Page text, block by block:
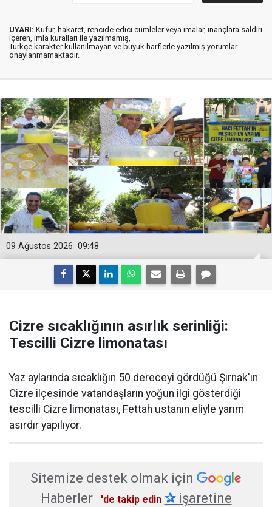
UYARI: Küfür, hakaret, rencide edici cümleler veya imalar, inançlara saldırı
içeren, imla kuralları ile yazılmamış,
Türkçe karakter kullanılmayan ve büyük harflerle yazılmış yorumlar
onaylanmamaktadır.
09:48
09 Ağustos 2026
Cizre sıcaklığının asırlık serinliği:
Tescilli Cizre limonatası
Yaz aylarında sıcaklığın 50 dereceyi gördüğü Şırnak'ın
Cizre ilçesinde vatandaşların yoğun ilgi gösterdiği
tescilli Cizre limonatası, Fettah ustanın eliyle yarım
asırdır yapılıyor.
Sitemize destek olmak için
Haberler
'de takip edin ✰işaretine